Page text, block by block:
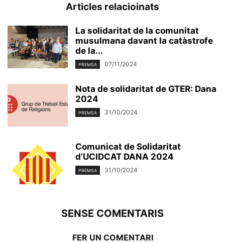
Articles relacioinats
La solidaritat de la comunitat
musulmana davant la catàstrofe
de la...
PREMSA 07/11/2024
Nota de solidaritat de GTER: Dana
2024
PREMSA 31/10/2024
Comunicat de Solidaritat
d’UCIDCAT DANA 2024
PREMSA 31/10/2024
SENSE COMENTARIS
FER UN COMENTARI